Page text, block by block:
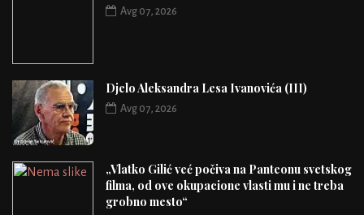
Avg 07, 2026
Djelo Aleksandra Lesa Ivanovića (III)
Avg 07, 2026
„Vlatko Gilić već počiva na Panteonu svetskog
filma, od ove okupacione vlasti mu i ne treba
grobno mesto“